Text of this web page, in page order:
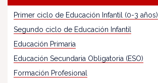
Primer ciclo de Educación Infantil (0-3 años)
Segundo ciclo de Educación Infantil
Educación Primaria
Educación Secundaria Obligatoria (ESO)
Formación Profesional